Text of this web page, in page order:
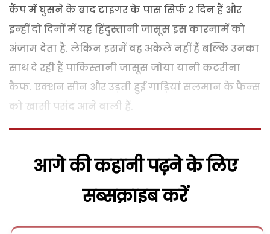
कैंप में घुसने के बाद टाइगर के पास सिर्फ 2 दिन हैं और
इन्‍हीं दो दिनों में यह हिंदुस्‍तानी जासूस इस कारनामें को
अंजाम देता है. लेकिन इसमें वह अकेले नहीं हैं बल्कि उनका
साथ दे रही हैं पाकिस्‍तानी जासूस जोया यानी कटरीना
कैफ. एक्‍शन सीन और उड़ती हुई गाड़ियां सलमान के फैन्‍स
को खासी पसंद आने वाली हैं.
आगे की कहानी पढ़ने के लिए
सब्सक्राइब करें